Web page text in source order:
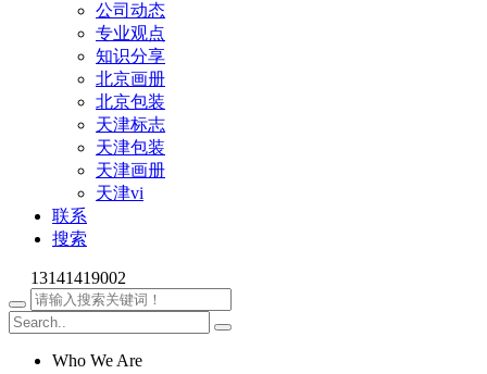
公司动态
专业观点
知识分享
北京画册
北京包装
天津标志
天津包装
天津画册
天津vi
联系
搜索
13141419002
Who We Are